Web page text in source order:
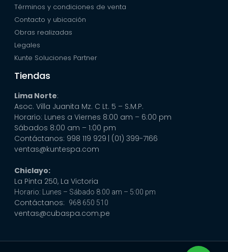
Términos y condiciones de venta
Contacto y ubicación
Obras realizadas
Legales
Kunte Soluciones Partner
Tiendas
Lima Norte:
Asoc. Villa Juanita Mz. C Lt. 5 – S.M.P.
Horario: Lunes a Viernes 8:00 am – 6:00 pm
Sábados 8:00 am – 1:00 pm
Contáctanos: 998 119 929 | (01) 399-7166
ventas@kuntespa.com
Chiclayo:
La Pinta 250, La Victoria
Horario: Lunes – Sábado 8:00 am – 5:00 pm
Contáctanos: 968 650 510
ventas@cubaspa.com.pe